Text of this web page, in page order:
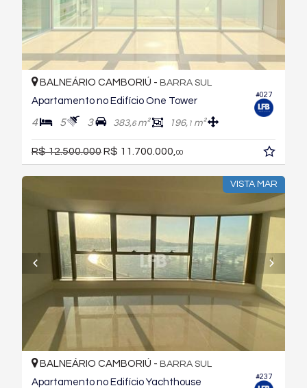
#027
BALNEÁRIO CAMBORIÚ - BARRA SUL
Apartamento no Edifício One Tower
4 5 3 383,6m² 196, 1 m²
R$ 12.500.000R$ 11.700.000, 00
VISTA MAR
#237
BALNEÁRIO CAMBORIÚ - BARRA SUL
Apartamento no Edifício Yachthouse